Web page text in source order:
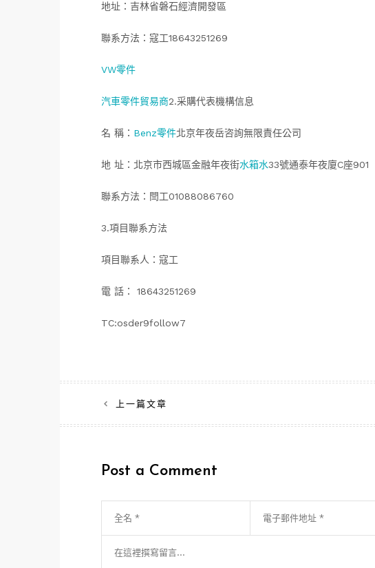
地址：吉林省磐石經濟開發區
聯系方法：寇工18643251269
VW零件
汽車零件貿易商2.采購代表機構信息
名 稱： Benz零件北京年夜岳咨詢無限責任公司
地 址：北京市西城區金融年夜街水箱水33號通泰年夜廈C座901
聯系方法：閆工01088086760
3.項目聯系方法
項目聯系人：寇工
電 話： 18643251269
TC:osder9follow7
文
章
覽
上一篇文章
Post a Comment